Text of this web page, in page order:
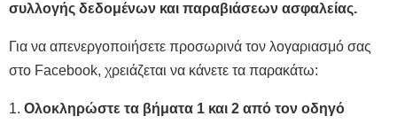
συλλογής δεδομένων και παραβιάσεων ασφαλείας.
Για να απενεργοποιήσετε προσωρινά τον λογαριασμό σας
στο Facebook, χρειάζεται να κάνετε τα παρακάτω:
1. Ολοκληρώστε τα βήματα 1 και 2 από τον οδηγό